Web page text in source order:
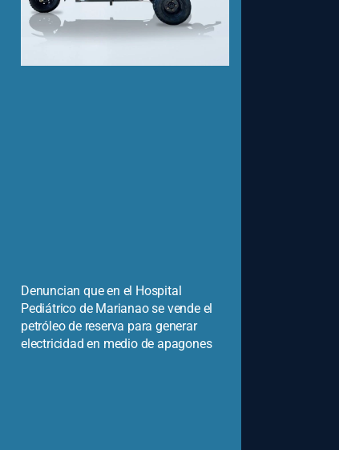
Denuncian que en el Hospital
Pediátrico de Marianao se vende el
petróleo de reserva para generar
electricidad en medio de apagones